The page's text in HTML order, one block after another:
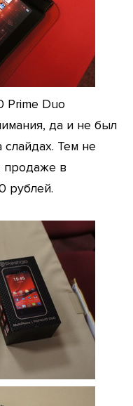
Prime Duo
да и не был
Тем не
продаже в
рублей.